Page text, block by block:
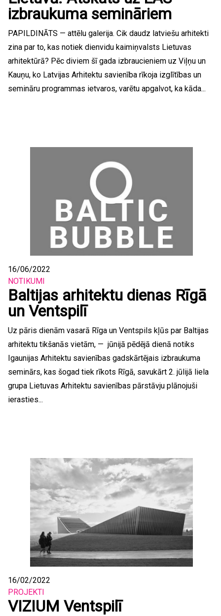
izbraukuma semināriem
PAPILDINĀTS — attēlu galerija. Cik daudz latviešu arhitekti
zina par to, kas notiek dienvidu kaimiņvalsts Lietuvas
arhitektūrā? Pēc diviem šī gada izbraucieniem uz Viļņu un
Kauņu, ko Latvijas Arhitektu savienība rīkoja izglītības un
semināru programmas ietvaros, varētu apgalvot, ka kāda...
16/06/2022
NOTIKUMI
Baltijas arhitektu dienas Rīgā
un Ventspilī
Uz pāris dienām vasarā Rīga un Ventspils kļūs par Baltijas
arhitektu tikšanās vietām, — jūnijā pēdējā dienā notiks
Igaunijas Arhitektu savienības gadskārtējais izbraukuma
seminārs, kas šogad tiek rīkots Rīgā, savukārt 2. jūlijā liela
grupa Lietuvas Arhitektu savienības pārstāvju plānojuši
ierasties...
16/02/2022
PROJEKTI
VIZIUM Ventspilī